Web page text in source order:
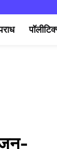
जन-